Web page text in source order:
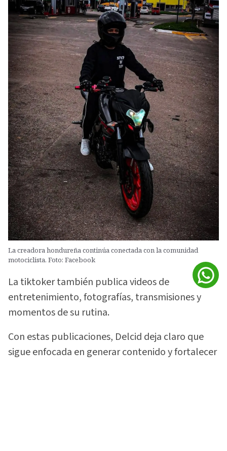
La creadora hondureña continúa conectada con la comunidad
motociclista. Foto: Facebook
La tiktoker también publica videos de
entretenimiento, fotografías, transmisiones y
momentos de su rutina.
Con estas publicaciones, Delcid deja claro que
sigue enfocada en generar contenido y fortalecer